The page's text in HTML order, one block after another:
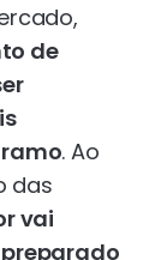
de
. Ao
das
vai